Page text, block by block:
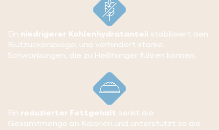
Ein niedrigerer Kohlenhydratanteil stabilisiert den
Blutzuckerspiegel und verhindert starke
Schwankungen, die zu Heißhunger führen können.
Ein reduzierter Fettgehalt senkt die
Gesamtmenge an Kalorien und unterstützt so die